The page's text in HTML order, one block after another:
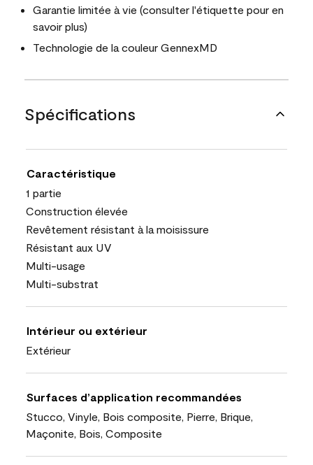
Garantie limitée à vie (consulter l'étiquette pour en
savoir plus)
Technologie de la couleur GennexMD
Spécifications
Caractéristique
1 partie
Construction élevée
Revêtement résistant à la moisissure
Résistant aux UV
Multi-usage
Multi-substrat
Intérieur ou extérieur
Extérieur
Surfaces d’application recommandées
Stucco, Vinyle, Bois composite, Pierre, Brique,
Maçonite, Bois, Composite